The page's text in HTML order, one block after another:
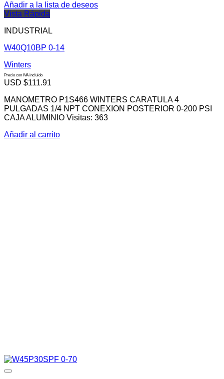
Añadir a la lista de deseos
Vista Rápida
INDUSTRIAL
W40Q10BP 0-14
Winters
Precio con IVA incluido
USD $111.91
MANOMETRO P1S466 WINTERS CARATULA 4
PULGADAS 1/4 NPT CONEXION POSTERIOR 0-200 PSI
CAJA ALUMINIO Visitas: 363
Añadir al carrito